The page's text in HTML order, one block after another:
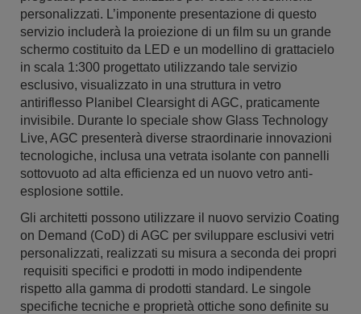
personalizzati. L’imponente presentazione di questo
servizio includerà la proiezione di un film su un grande
schermo costituito da LED e un modellino di grattacielo
in scala 1:300 progettato utilizzando tale servizio
esclusivo, visualizzato in una struttura in vetro
antiriflesso Planibel Clearsight di AGC, praticamente
invisibile. Durante lo speciale show Glass Technology
Live, AGC presenterà diverse straordinarie innovazioni
tecnologiche, inclusa una vetrata isolante con pannelli
sottovuoto ad alta efficienza ed un nuovo vetro anti-
esplosione sottile.
Gli architetti possono utilizzare il nuovo servizio Coating
on Demand (CoD) di AGC per sviluppare esclusivi vetri
personalizzati, realizzati su misura a seconda dei propri
requisiti specifici e prodotti in modo indipendente
rispetto alla gamma di prodotti standard. Le singole
specifiche tecniche e proprietà ottiche sono definite su